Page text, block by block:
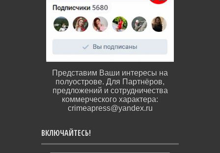
Представим Ваши интересы на
полуострове. Для Партнёров,
предложений и сотрудничества
коммерческого характера:
crimeapress@yandex.ru
ВКЛЮЧАЙТЕСЬ!